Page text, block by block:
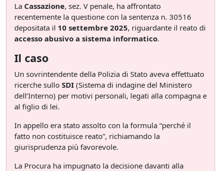
La Cassazione, sez. V penale, ha affrontato
recentemente la questione con la sentenza n. 30516
depositata il 10 settembre 2025, riguardante il reato di
accesso abusivo a sistema informatico.
Il caso
Un sovrintendente della Polizia di Stato aveva effettuato
ricerche sullo SDI (Sistema di indagine del Ministero
dell’Interno) per motivi personali, legati alla compagna e
al figlio di lei.
In appello era stato assolto con la formula “perché il
fatto non costituisce reato”, richiamando la
giurisprudenza più favorevole.
La Procura ha impugnato la decisione davanti alla